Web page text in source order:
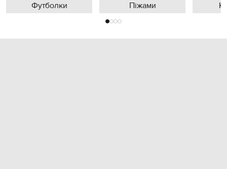
Футболки Піжами